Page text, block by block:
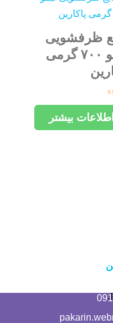
ظرفشویی
لیمو ۷۰۰ گرمی
اطلاعات بیشتر